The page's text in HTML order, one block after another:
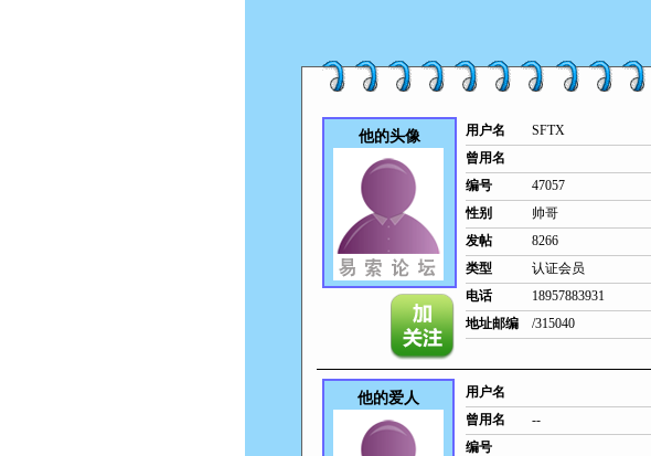
他的头像 用户名 SFTX
曾用名
编号
47057
性别
帅哥
发帖
8266
类型
认证会员
电话
18957883931
地址邮编
/315040
他的爱人 用户名
曾用名
--
编号